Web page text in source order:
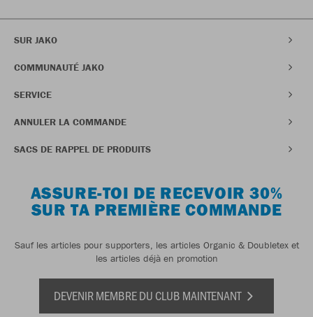
SUR JAKO
COMMUNAUTÉ JAKO
SERVICE
ANNULER LA COMMANDE
SACS DE RAPPEL DE PRODUITS
ASSURE-TOI DE RECEVOIR 30%
SUR TA PREMIÈRE COMMANDE
Sauf les articles pour supporters, les articles Organic & Doubletex et
les articles déjà en promotion
DEVENIR MEMBRE DU CLUB MAINTENANT